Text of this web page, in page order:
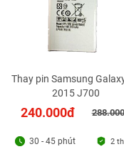
Thay pin Samsung
2015 J700
240.000đ
30 - 45 phút 2